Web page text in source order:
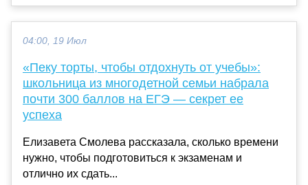
04:00, 19 Июл
«Пеку торты, чтобы отдохнуть от учебы»:
школьница из многодетной семьи набрала
почти 300 баллов на ЕГЭ — секрет ее
успеха
Елизавета Смолева рассказала, сколько времени
нужно, чтобы подготовиться к экзаменам и
отлично их сдать...